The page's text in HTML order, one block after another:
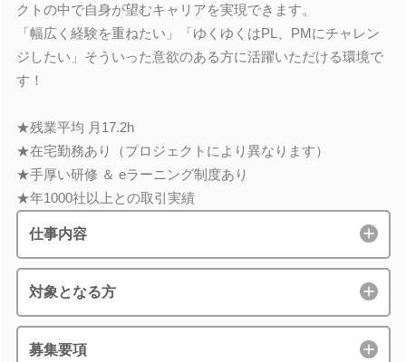
クトの中で自身が望むキャリアを実現できます。
「幅広く経験を重ねたい」「ゆくゆくはPL、PMにチャレン
ジしたい」そういった意欲のある方に活躍いただける環境で
す！
★残業平均 月17.2h
★在宅勤務あり（プロジェクトにより異なります）
★手厚い研修 ＆ eラーニング制度あり
★年1000社以上との取引実績
仕事内容
対象となる方
募集要項